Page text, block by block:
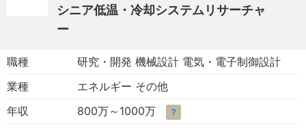
シニア低温・冷却システムリサーチャ
ー
職種
研究・開発 機械設計 電気・電子制御設計
業種
エネルギー その他
年収
800万～1000万 ？